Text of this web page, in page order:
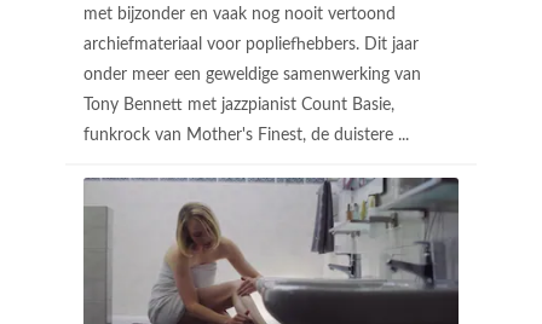
met bijzonder en vaak nog nooit vertoond
archiefmateriaal voor popliefhebbers. Dit jaar
onder meer een geweldige samenwerking van
Tony Bennett met jazzpianist Count Basie,
funkrock van Mother's Finest, de duistere ...